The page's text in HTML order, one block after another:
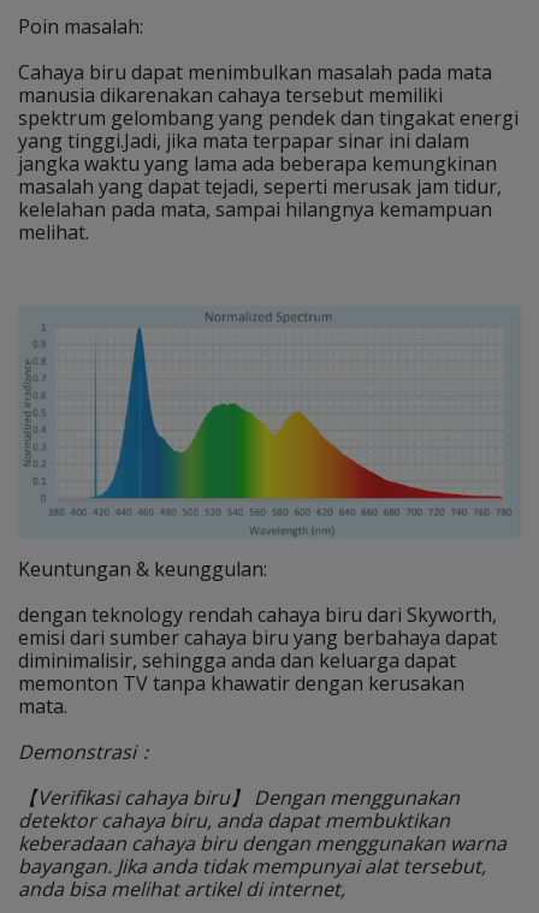
Poin masalah:
Cahaya biru dapat menimbulkan masalah pada mata
manusia dikarenakan cahaya tersebut memiliki
spektrum gelombang yang pendek dan tingakat energi
yang tinggi.Jadi, jika mata terpapar sinar ini dalam
jangka waktu yang lama ada beberapa kemungkinan
masalah yang dapat tejadi, seperti merusak jam tidur,
kelelahan pada mata, sampai hilangnya kemampuan
melihat.
Keuntungan & keunggulan:
dengan teknology rendah cahaya biru dari Skyworth,
emisi dari sumber cahaya biru yang berbahaya dapat
diminimalisir, sehingga anda dan keluarga dapat
memonton TV tanpa khawatir dengan kerusakan
mata.
Demonstrasi：
【Verifikasi cahaya biru】 Dengan menggunakan
detektor cahaya biru, anda dapat membuktikan
keberadaan cahaya biru dengan menggunakan warna
bayangan. Jika anda tidak mempunyai alat tersebut,
anda bisa melihat artikel di internet,